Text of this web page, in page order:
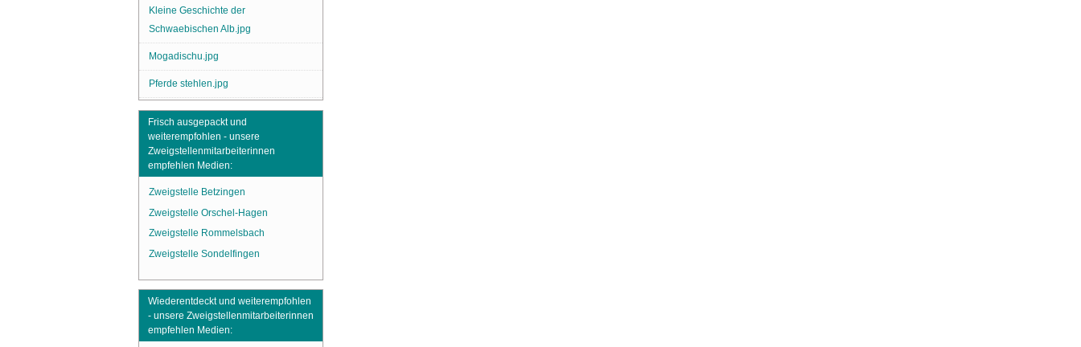
Kleine Geschichte der
Schwaebischen Alb.jpg
Mogadischu.jpg
Pferde stehlen.jpg
Frisch ausgepackt und
weiterempfohlen - unsere
Zweigstellenmitarbeiterinnen
empfehlen Medien:
Zweigstelle Betzingen
Zweigstelle Orschel-Hagen
Zweigstelle Rommelsbach
Zweigstelle Sondelfingen
Wiederentdeckt und weiterempfohlen
- unsere Zweigstellenmitarbeiterinnen
empfehlen Medien: